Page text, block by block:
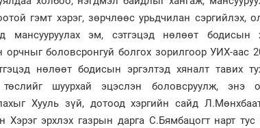
гэмт хэрэг, зөрчлөөс урьдчилан сэргийлэх,
мансууруулах эм, сэтгэцэд нөлөөт бодисын
орчныг боловсронгуй болгох зорилгоор УИХ-аас
нөлөөт бодисын эргэлтэд хяналт тавих
шуурхай эцэслэн боловсруулж, энэ
Хууль зүй, дотоод хэргийн сайд
эрхлэх газрын дарга С.Бямбацогт нарт тус